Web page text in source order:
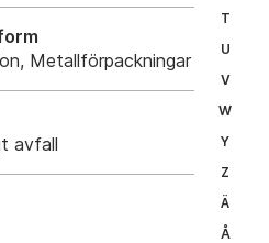
T
U
V
W
Y
Z
Ä
Å
Metallförpackningar
avfall